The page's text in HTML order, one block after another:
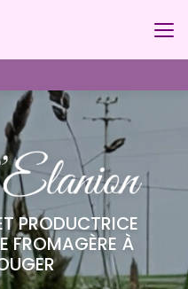
PRODUCTRICE
FROMAGÈRE À